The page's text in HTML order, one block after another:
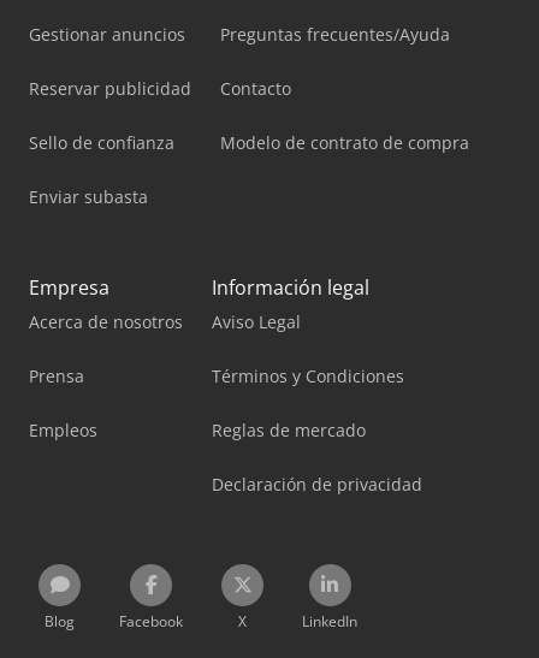
Gestionar anuncios
Reservar publicidad
Sello de confianza
Enviar subasta
Preguntas frecuentes/Ayuda
Contacto
Modelo de contrato de compra
Empresa
Acerca de nosotros
Prensa
Empleos
Información legal
Aviso Legal
Términos y Condiciones
Reglas de mercado
Declaración de privacidad
Blog Facebook X LinkedIn